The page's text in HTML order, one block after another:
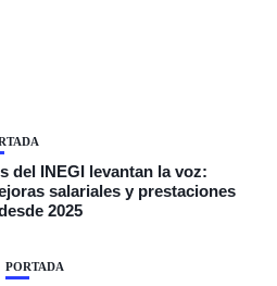
del INEGI levantan la voz:
salariales y prestaciones
2025
PORTADA